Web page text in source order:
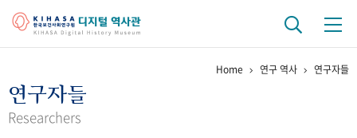
걸어온 길 기관 변천사
Home 연구 역사 연구자들
연구자들
Researchers